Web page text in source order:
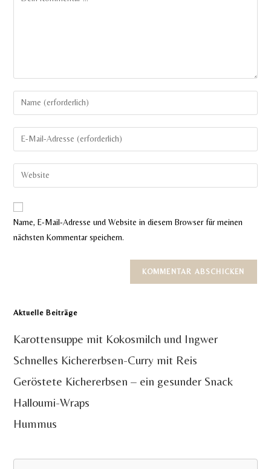
Gib
deinen
Namen
oder
zum
Kommentieren
ein
Gib
deine
E-
Mail-
zum
Kommentieren
ein
Gib
deine
Website-
Name, E-Mail-Adresse und Website in diesem Browser für meinen
nächsten Kommentar speichern.
Aktuelle Beiträge
Karottensuppe mit Kokosmilch und Ingwer
Schnelles Kichererbsen-Curry mit Reis
Geröstete Kichererbsen – ein gesunder Snack
Halloumi-Wraps
Hummus